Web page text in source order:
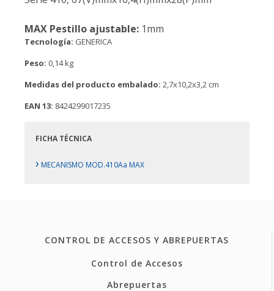
MAX Pestillo ajustable: 1mm
Tecnología: GENERICA
Peso: 0,14 kg
Medidas del producto embalado: 2,7x10,2x3,2 cm
EAN 13: 8424299017235
FICHA TÉCNICA
› MECANISMO MOD.410Aa MAX
CONTROL DE ACCESOS Y ABREPUERTAS
Control de Accesos
Abrepuertas